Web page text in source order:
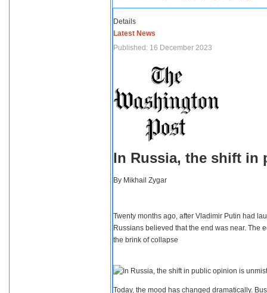
Details
Latest News
Published: 16 December 2023
In Russia, the shift in
By Mikhail Zygar
Twenty months ago, after Vladimir Putin had
Russians believed that the end was near. The
the brink of collapse
Today, the mood has changed dramatically.